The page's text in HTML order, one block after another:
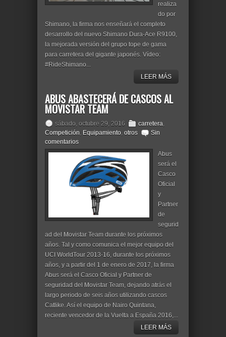
realiza
do por
Shimano, la firma nos enseñará el completo
desarrollo del nuevo Shimano Dura-Ace R9100,
la mejorada versión del grupo tope de gama
para carretera del gigante japonés. Vídeo:
#RideShimano...
LEER MÁS
ABUS ABASTECERÁ DE CASCOS AL
MOVISTAR TEAM
sábado, octubre 29, 2016 carretera,
Competición, Equipamiento, otros
Sin
comentarios
Abus
será el
Casco
Oficial
y
Partner
de
segurid
ad del Movistar Team durante los próximos
años. Tal y como comunica el mejor equipo del
UCI WorldTour 2013-16, durante los próximos
años, y a partir del 1 de enero de 2017, la firma
Abus será el Casco Oficial y Partner de
seguridad del Movistar Team, dejando atrás el
largo periodo de seis años utilizando cascos
Catlike. Así el equipo de Nairo Quintana,
reciente vencedor de la Vuelta a España 2016,...
LEER MÁS